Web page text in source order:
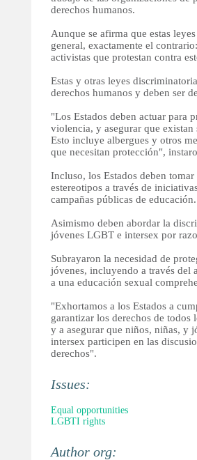
derechos humanos.
Aunque se afirma que estas
general, exactamente el
activistas que protestan contra
Estas y otras leyes
derechos humanos y deben ser
"Los Estados deben actuar para
violencia, y asegurar que
Esto incluye albergues y otros
que necesitan protección",
Incluso, los Estados deben
estereotipos a través de
campañas públicas de educación.
Asimismo deben abordar la
jóvenes LGBT e intersex por
Subrayaron la necesidad de
jóvenes, incluyendo a través del
a una educación sexual
"Exhortamos a los Estados a
garantizar los derechos de
y a asegurar que niños, niñas, y
intersex participen en las
derechos".
Issues:
Equal opportunities
LGBTI rights
Author org: